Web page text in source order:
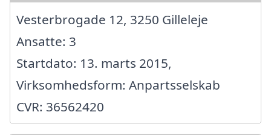
Vesterbrogade 12, 3250 Gilleleje
Ansatte: 3
Startdato: 13. marts 2015,
Virksomhedsform: Anpartsselskab
CVR: 36562420